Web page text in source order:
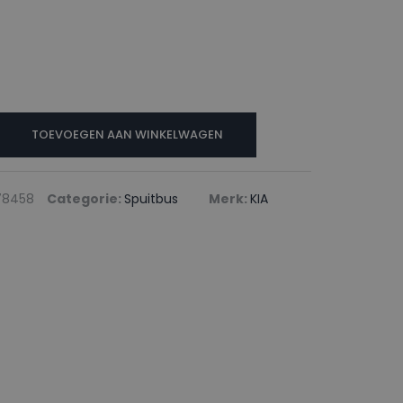
TOEVOEGEN AAN WINKELWAGEN
Categorie: Spuitbus Merk: KIA